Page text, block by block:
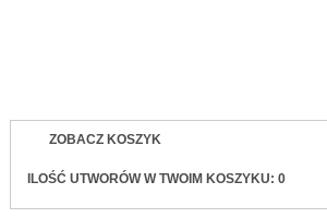
ZOBACZ KOSZYK
ILOŚĆ UTWORÓW W TWOIM KOSZYKU: 0